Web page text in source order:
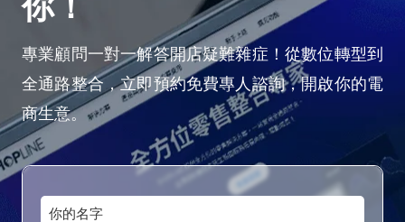
專業顧問一對一解答開店疑難雜症！從數位轉型到
全通路整合，立即預約免費專人諮詢，開啟你的電
商生意。
你